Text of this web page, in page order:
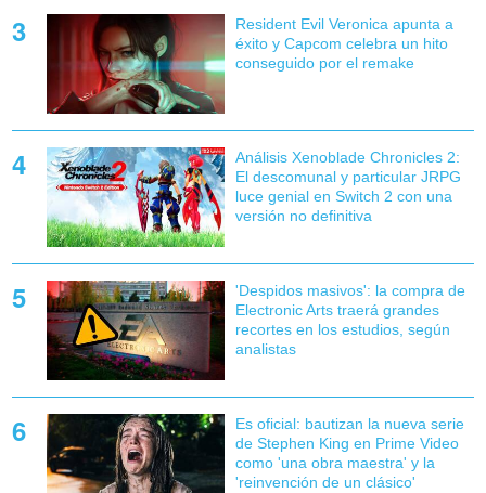
Resident Evil Veronica apunta a
éxito y Capcom celebra un hito
conseguido por el remake
Análisis Xenoblade Chronicles 2:
El descomunal y particular JRPG
luce genial en Switch 2 con una
versión no definitiva
'Despidos masivos': la compra de
Electronic Arts traerá grandes
recortes en los estudios, según
analistas
Es oficial: bautizan la nueva serie
de Stephen King en Prime Video
como 'una obra maestra' y la
'reinvención de un clásico'